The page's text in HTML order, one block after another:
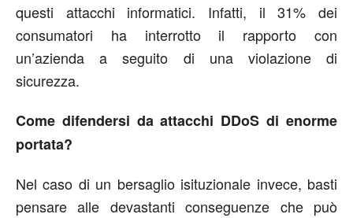
questi attacchi informatici. Infatti, il 31% dei
consumatori ha interrotto il rapporto con
un’azienda a seguito di una violazione di
sicurezza.
Come difendersi da attacchi DDoS di enorme
portata?
Nel caso di un bersaglio isituzionale invece, basti
pensare alle devastanti conseguenze che può